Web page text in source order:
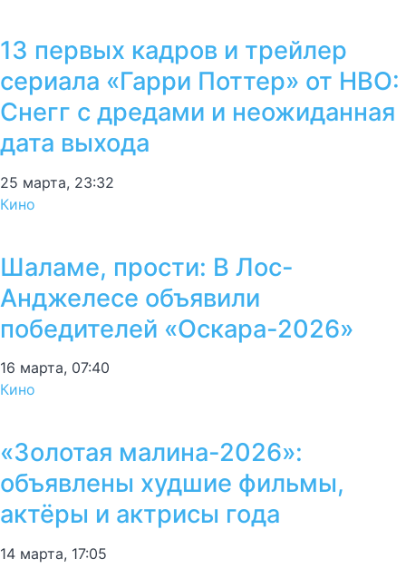
13 первых кадров и трейлер
сериала «Гарри Поттер» от HBO:
Снегг с дредами и неожиданная
дата выхода
25 марта, 23:32
Кино
Шаламе, прости: В Лос-
Анджелесе объявили
победителей «Оскара-2026»
16 марта, 07:40
Кино
«Золотая малина-2026»:
объявлены худшие фильмы,
актёры и актрисы года
14 марта, 17:05